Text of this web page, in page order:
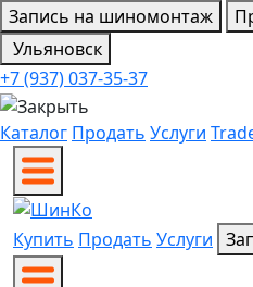
Запись на шиномонтаж
Ульяновск
+7 (937) 037-35-37
Каталог Продать Услуги
Купить Продать Услуги